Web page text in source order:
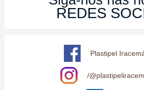
REDES
Plastipel
/